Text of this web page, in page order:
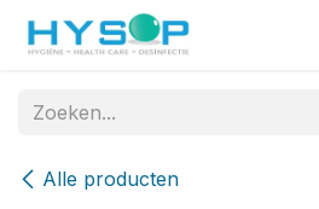
Overslaan naar inhoud
Alle producten